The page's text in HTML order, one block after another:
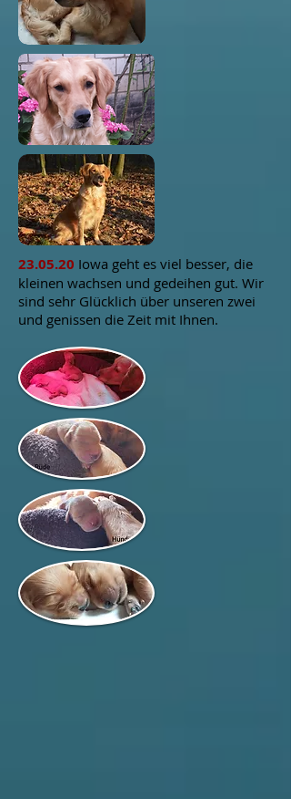
23.05.20 Iowa geht es viel besser, die
kleinen wachsen und gedeihen gut. Wir
sind sehr Glücklich über unseren zwei
und genissen die Zeit mit Ihnen.